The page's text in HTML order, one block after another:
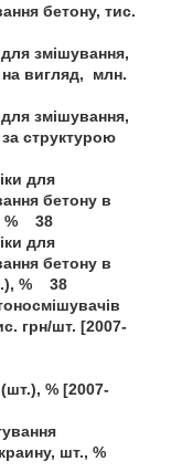
бетону, тис.
змішування,
на вигляд, млн.
змішування,
структурою
для
бетону в
% 38
для
бетону в
% 38
грн/шт. [2007-
% [2007-
шт., %